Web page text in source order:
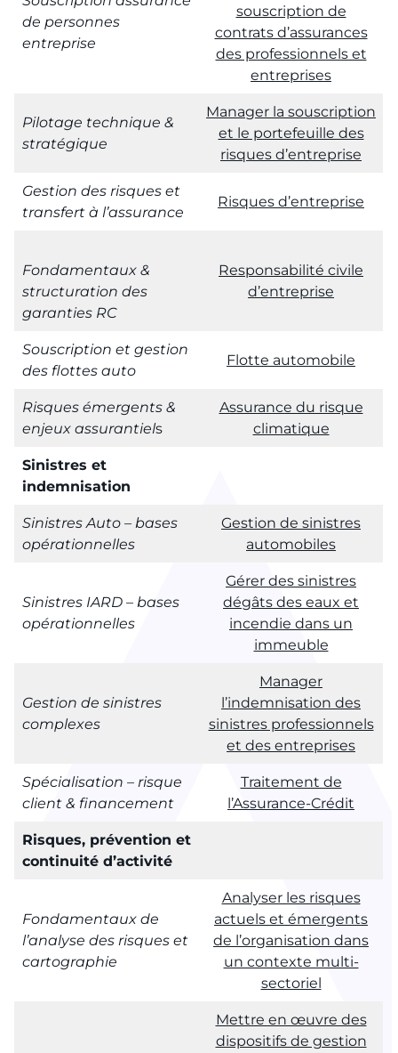
de personnes
entreprise
souscription de
contrats d’assurances
des professionnels et
entreprises
Pilotage technique &
stratégique
Manager la souscription
et le portefeuille des
risques d’entreprise
Gestion des risques et
transfert à l’assurance
Risques d’entreprise
Fondamentaux &
structuration des
garanties RC
Responsabilité civile
d’entreprise
Souscription et gestion
des flottes auto
Flotte automobile
Risques émergents &
enjeux assurantiels
Assurance du risque
climatique
Sinistres et
indemnisation
Sinistres Auto – bases
opérationnelles
Gestion de sinistres
automobiles
Sinistres IARD – bases
opérationnelles
Gérer des sinistres
dégâts des eaux et
incendie dans un
immeuble
Gestion de sinistres
complexes
Manager
l’indemnisation des
sinistres professionnels
et des entreprises
Spécialisation – risque
client & financement
Traitement de
l’Assurance-Crédit
Risques, prévention et
continuité d’activité
Fondamentaux de
l’analyse des risques et
cartographie
Analyser les risques
actuels et émergents
de l’organisation dans
un contexte multi-
sectoriel
Mettre en œuvre des
dispositifs de gestion